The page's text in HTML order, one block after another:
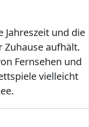
und die
Zuhause aufhält.
Fernsehen und
vielleicht